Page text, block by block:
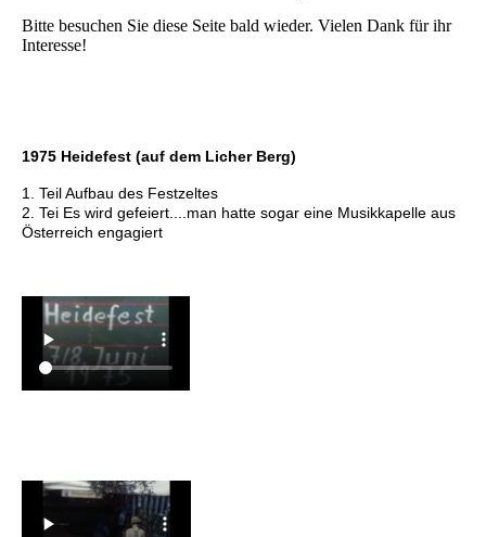
Bitte besuchen Sie diese Seite bald wieder. Vielen Dank für ihr
Interesse!
1975 Heidefest (auf dem Licher Berg)
1. Teil Aufbau des Festzeltes
2. Tei Es wird gefeiert....man hatte sogar eine Musikkapelle aus
Österreich engagiert